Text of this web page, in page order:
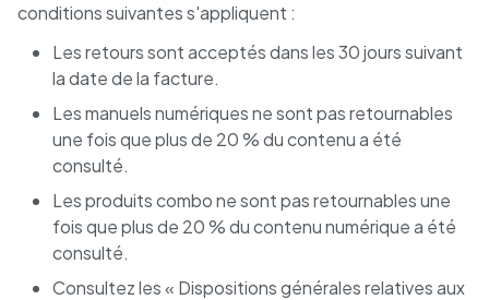
conditions suivantes s'appliquent :
Les retours sont acceptés dans les 30 jours suivant
la date de la facture.
Les manuels numériques ne sont pas retournables
une fois que plus de 20 % du contenu a été
consulté.
Les produits combo ne sont pas retournables une
fois que plus de 20 % du contenu numérique a été
consulté.
Consultez les « Dispositions générales relatives aux